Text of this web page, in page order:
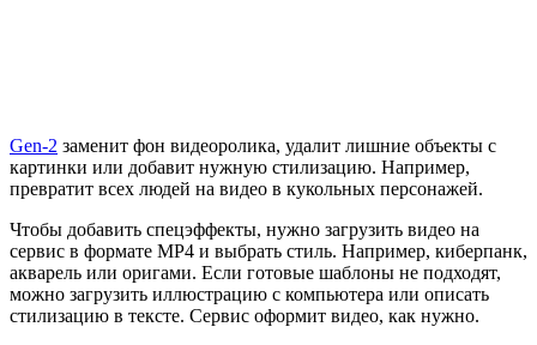
Gen-2 заменит фон видеоролика, удалит лишние объекты с
картинки или добавит нужную стилизацию. Например,
превратит всех людей на видео в кукольных персонажей.
Чтобы добавить спецэффекты, нужно загрузить видео на
сервис в формате MP4 и выбрать стиль. Например, киберпанк,
акварель или оригами. Если готовые шаблоны не подходят,
можно загрузить иллюстрацию с компьютера или описать
стилизацию в тексте. Сервис оформит видео, как нужно.